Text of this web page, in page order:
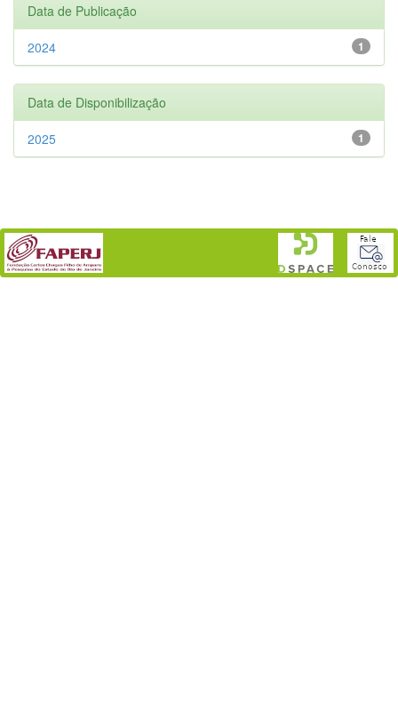
Data de Publicação
1
2024
Data de Disponibilização
1
2025